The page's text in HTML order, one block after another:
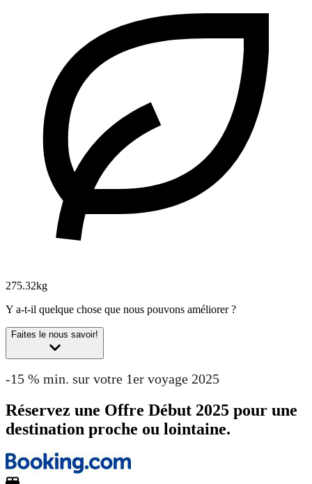
275.32kg
Y a-t-il quelque chose que nous pouvons améliorer ?
Faites le nous savoir!
-15 % min. sur votre 1er voyage 2025
Réservez une Offre Début 2025 pour une
destination proche ou lointaine.